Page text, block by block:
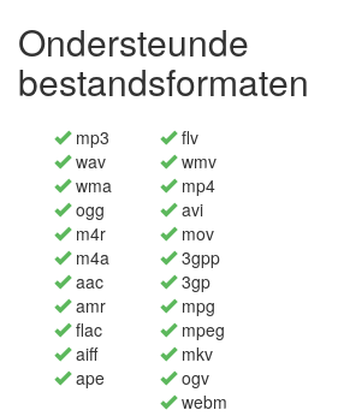
Ondersteunde
bestandsformaten
mp3
wav
wma
ogg
m4r
m4a
aac
amr
flac
aiff
ape
flv
wmv
mp4
avi
mov
3gpp
3gp
mpg
mpeg
mkv
ogv
webm